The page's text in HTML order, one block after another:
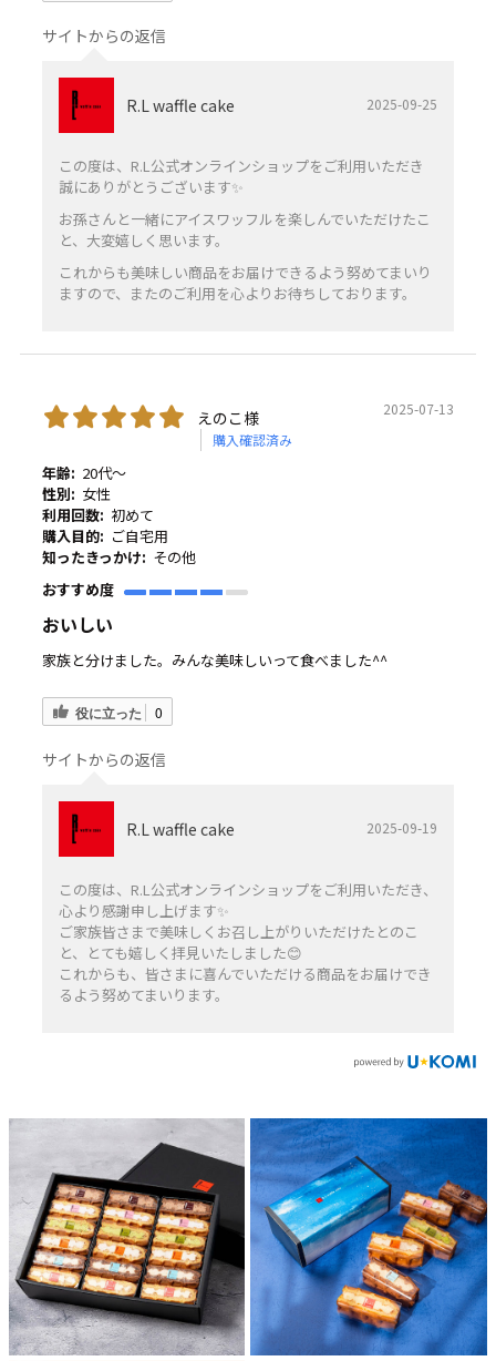
サイトからの返信
R.L waffle cake 2025-09-25
この度は、R.L公式オンラインショップをご利用いただき
誠にありがとうございます✨️
お孫さんと一緒にアイスワッフルを楽しんでいただけたこ
と、大変嬉しく思います。
これからも美味しい商品をお届けできるよう努めてまいり
ますので、またのご利用を心よりお待ちしております。
えのこ様
購入確認済み
2025-07-13
年齢: 20代～
性別: 女性
利用回数: 初めて
購入目的: ご自宅用
知ったきっかけ: その他
おすすめ度
おいしい
家族と分けました。みんな美味しいって食べました^^
役に立った 0
サイトからの返信
R.L waffle cake 2025-09-19
この度は、R.L公式オンラインショップをご利用いただき、
心より感謝申し上げます✨️
ご家族皆さまで美味しくお召し上がりいただけたとのこ
と、とても嬉しく拝見いたしました😊
これからも、皆さまに喜んでいただける商品をお届けでき
るよう努めてまいります。